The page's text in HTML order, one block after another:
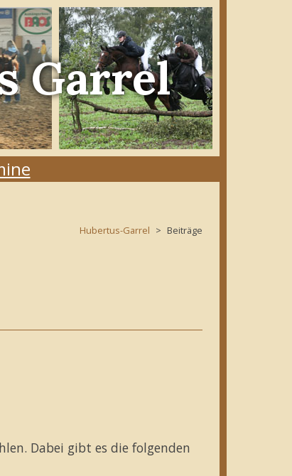
Garrel
Hubertus-Garrel Beiträge
Dabei gibt es die folgenden